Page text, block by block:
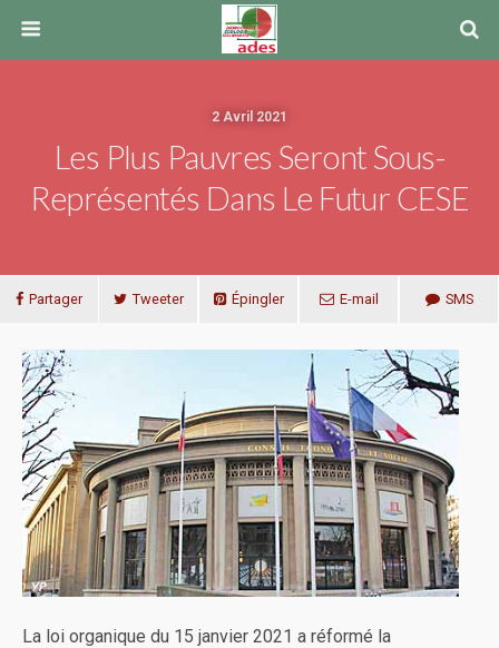
2 Avril 2021
Les Plus Pauvres Seront Sous-
Représentés Dans Le Futur CESE
Partager Tweeter Épingler E-mail SMS
La loi organique du 15 janvier 2021 a réformé la